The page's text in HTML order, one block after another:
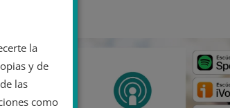
la
y de
las
como